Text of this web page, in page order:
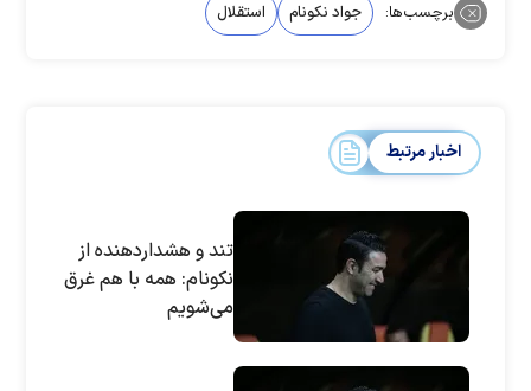
برچسب‌ها: جواد نکونام استقلال
اخبار مرتبط
تند و هشداردهنده از
نکونام: همه با هم غرق
می‌شویم